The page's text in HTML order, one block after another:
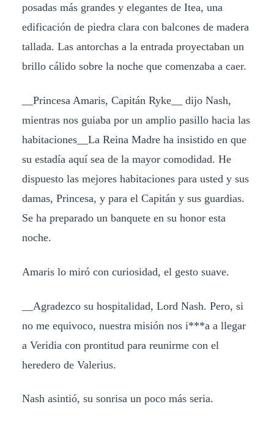
posadas más grandes y elegantes de Itea, una
edificación de piedra clara con balcones de madera
tallada. Las antorchas a la entrada proyectaban un
brillo cálido sobre la noche que comenzaba a caer.
__Princesa Amaris, Capitán Ryke__ dijo Nash,
mientras nos guiaba por un amplio pasillo hacia las
habitaciones__La Reina Madre ha insistido en que
su estadía aquí sea de la mayor comodidad. He
dispuesto las mejores habitaciones para usted y sus
damas, Princesa, y para el Capitán y sus guardias.
Se ha preparado un banquete en su honor esta
noche.
Amaris lo miró con curiosidad, el gesto suave.
__Agradezco su hospitalidad, Lord Nash. Pero, si
no me equivoco, nuestra misión nos i***a a llegar
a Veridia con prontitud para reunirme con el
heredero de Valerius.
Nash asintió, su sonrisa un poco más seria.